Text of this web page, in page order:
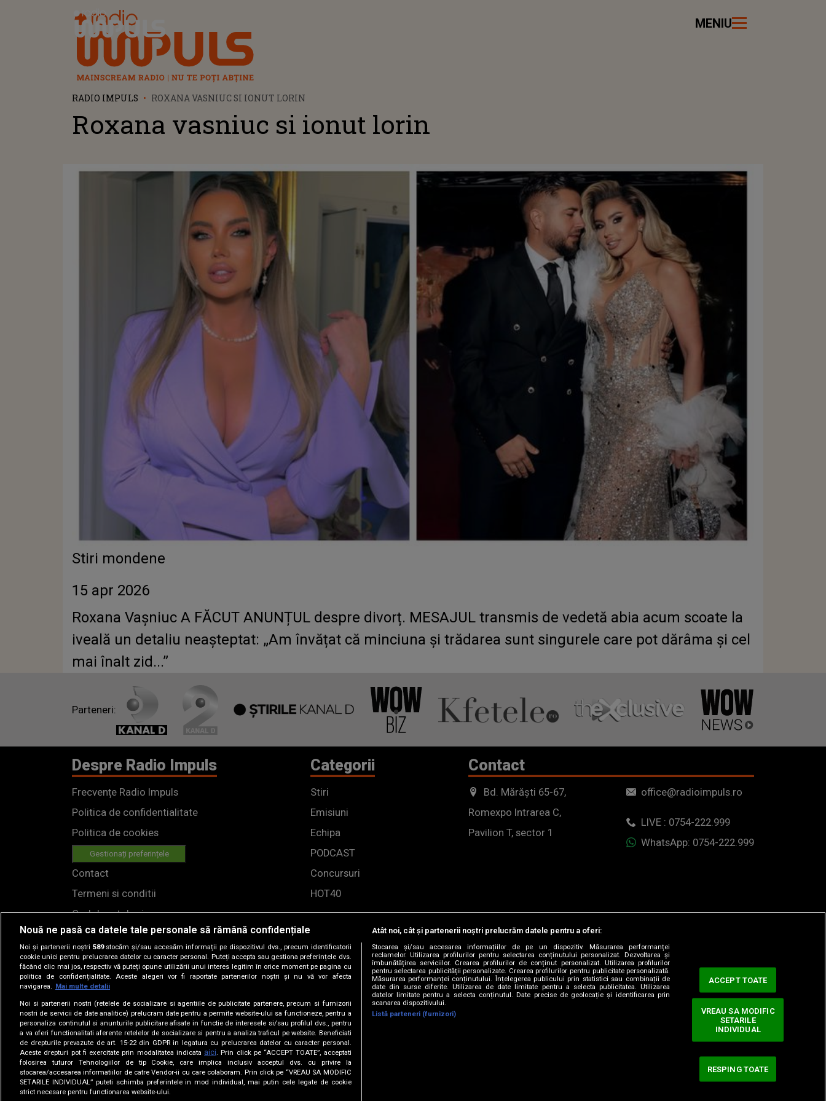
Radio Impuls MENIU
RADIO IMPULS ROXANA VASNIUC SI IONUT LORIN
Roxana vasniuc si ionut lorin
Stiri mondene
15 apr 2026
Roxana Vașniuc A FĂCUT ANUNȚUL despre divorț. MESAJUL transmis de vedetă abia acum scoate la
iveală un detaliu neașteptat: „Am învățat că minciuna și trădarea sunt singurele care pot dărâma și cel
mai înalt zid...”
Parteneri:
Despre Radio Impuls
Frecvențe Radio Impuls
Politica de confidentialitate
Politica de cookies
Gestionați preferințele
Contact
Termeni si conditii
Cod deontologic
Regulamente
Categorii
Stiri
Emisiuni
Echipa
PODCAST
Concursuri
HOT40
Contact
Bd. Mărăști 65-67,
Romexpo Intrarea C,
Pavilion T, sector 1
office@radioimpuls.ro
LIVE : 0754-222.999
WhatsApp: 0754-222.999
© 2019-2026 DOGAN MEDIA INTERNATIONAL SA, Toate drepturile rezervate.
BARĂ LA BARĂ
Nouă ne pasă ca datele tale personale să rămână confidențiale
Noi și partenerii noștri 589stocăm și/sau accesăm informații pe dispozitivul dvs., precum identificatorii
cookie unici pentru prelucrarea datelor cu caracter personal. Puteți accepta sau gestiona preferințele dvs.
făcând clic mai jos, respectiv vă puteți opune utilizării unui interes legitim în orice moment pe pagina cu
politica de confidențialitate. Aceste alegeri vor fi raportate partenerilor noștri și nu vă vor afecta
navigarea.
Mai multe detalii
Noi si partenerii nostri (retelele de socializare si agentiile de publicitate partenere, precum si furnizorii
nostri de servicii de date analitice) prelucram date pentru a permite website-ului sa functioneze, pentru a
personaliza continutul si anunturile publicitare afisate in functie de interesele si/sau profilul dvs., pentru
a va oferi functionalitati aferente retelelor de socializare si pentru a analiza traficul pe website. Beneficiati
de drepturile prevazute de art. 15-22 din GDPR in legatura cu prelucrarea datelor cu caracter personal.
Aceste drepturi pot fi exercitate prin modalitatea indicata aici. Prin click pe “ACCEPT TOATE”, acceptati
folosirea tuturor Tehnologiilor de tip Cookie, care implica inclusiv acceptul dvs. cu privire la
stocarea/accesarea informatiilor de catre Vendor-ii cu care colaboram. Prin click pe “VREAU SA MODIFIC
SETARILE INDIVIDUAL” puteti schimba preferintele in mod individual, mai putin cele legate de cookie
strict necesare pentru functionarea website-ului.
Atât noi, cât și partenerii noștri prelucrăm datele pentru a oferi:
Stocarea și/sau accesarea informațiilor de pe un dispozitiv. Măsurarea performanței
reclamelor. Utilizarea profilurilor pentru selectarea conținutului personalizat. Dezvoltarea și
îmbunătățirea serviciilor. Crearea profilurilor de conținut personalizat. Utilizarea profilurilor
pentru selectarea publicității personalizate. Crearea profilurilor pentru publicitate personalizată.
Măsurarea performanței conținutului. Înțelegerea publicului prin statistici sau combinații de
date din surse diferite. Utilizarea de date limitate pentru a selecta publicitatea. Utilizarea
datelor limitate pentru a selecta conținutul. Date precise de geolocație și identificarea prin
scanarea dispozitivului.
Listă parteneri (furnizori)
ACCEPT TOATE
RESPING TOATE
VREAU SA MODIFIC
SETARILE
INDIVIDUAL